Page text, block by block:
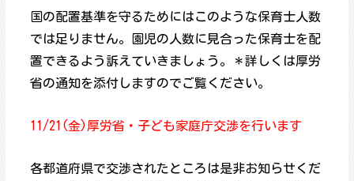
国の配置基準を守るためにはこのような保育士人数
では足りません。園児の人数に見合った保育士を配
置できるよう訴えていきましょう。＊詳しくは厚労
省の通知を添付しますのでご覧ください。
11/21(金)厚労省・子ども家庭庁交渉を行います
各都道府県で交渉されたところは是非お知らせくだ